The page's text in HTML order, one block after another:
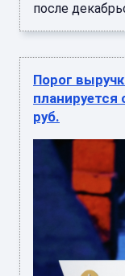
после
Порог
планируется
руб.